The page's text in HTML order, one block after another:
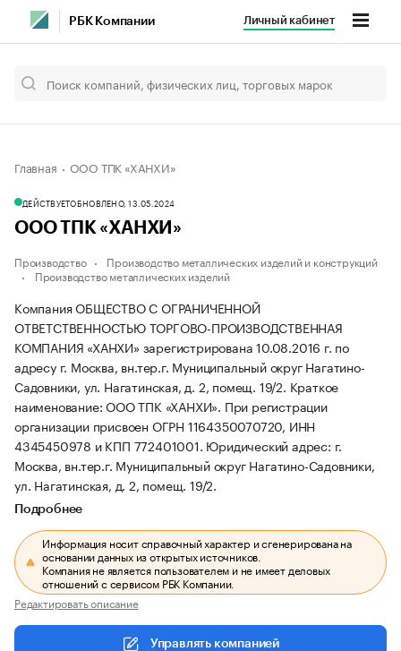
РБК Компании Личный кабинет
Главная ООО ТПК «ХАНХИ»
ДЕЙСТВУЕТОБНОВЛЕНО, 13.05.2024
ООО ТПК «ХАНХИ»
Производство
Производство металлических изделий и конструкций
Производство металлических изделий
Компания ОБЩЕСТВО С ОГРАНИЧЕННОЙ
ОТВЕТСТВЕННОСТЬЮ ТОРГОВО-ПРОИЗВОДСТВЕННАЯ
КОМПАНИЯ «ХАНХИ» зарегистрирована 10.08.2016 г. по
адресу г. Москва, вн.тер.г. Муниципальный округ Нагатино-
Садовники, ул. Нагатинская, д. 2, помещ. 19/2. Краткое
наименование: ООО ТПК «ХАНХИ». При регистрации
организации присвоен ОГРН 1164350070720, ИНН
4345450978 и КПП 772401001. Юридический адрес: г.
Москва, вн.тер.г. Муниципальный округ Нагатино-Садовники,
ул. Нагатинская, д. 2, помещ. 19/2.
Подробнее
Информация носит справочный характер и сгенерирована на
основании данных из открытых источников.
Компания не является пользователем и не имеет деловых
отношений с сервисом РБК Компании.
Редактировать описание
Управлять компанией